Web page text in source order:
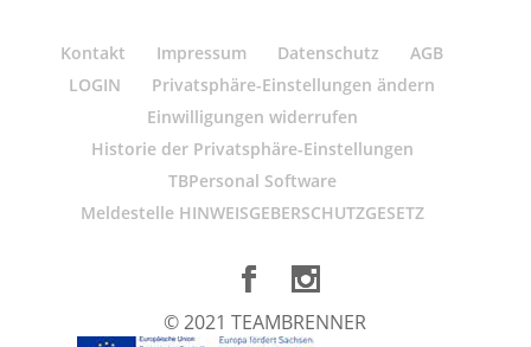
Kontakt Impressum Datenschutz
AGB
LOGIN
Privatsphäre-Einstellungen ändern
Einwilligungen widerrufen
Historie der Privatsphäre-Einstellungen
TBPersonal Software
Meldestelle HINWEISGEBERSCHUTZGESETZ
© 2021 TEAMBRENNER